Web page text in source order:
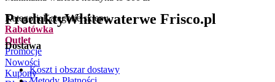
KategorieKategorie sklepu
Rabatówka
Outlet
Promocje
Nowości
Kupony
ProduktyWhitewaterwe Frisco.pl
Dostawa
Koszt i obszar dostawy